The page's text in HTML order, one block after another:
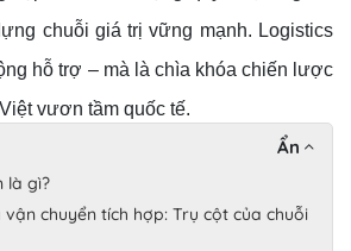
chuỗi giá trị vững mạnh. Logistics
hỗ trợ – mà là chìa khóa chiến lược
vươn tầm quốc tế.
Ẩn
là gì?
chuyển tích hợp: Trụ cột của chuỗi